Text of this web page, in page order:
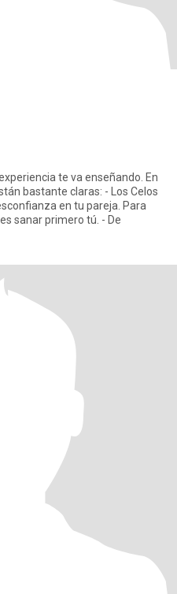
te va enseñando. En
claras: - Los Celos
en tu pareja. Para
sanar primero tú. - De